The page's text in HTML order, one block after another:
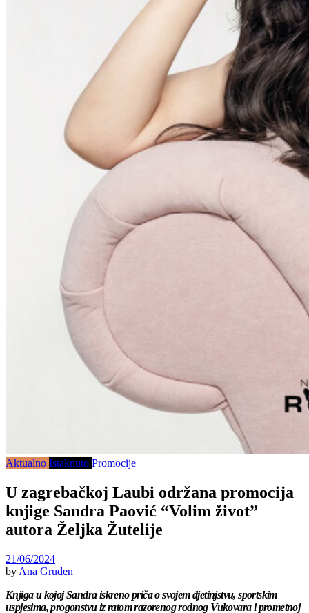
Aktualno Istaknuto Promocije
U zagrebačkoj Laubi održana promocija
knjige Sandra Paović “Volim život”
autora Željka Žutelije
21/06/2024
by Ana Gruden
Knjiga u kojoj Sandra iskreno priča o svojem djetinjstvu, sportskim
uspjesima, progonstvu iz ratom razorenog rodnog Vukovara i prometnoj